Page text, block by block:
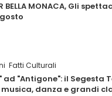
BELLA MONACA, Gli
Fatti Culturali
ad "Antigone": il Segesta
danza e grandi